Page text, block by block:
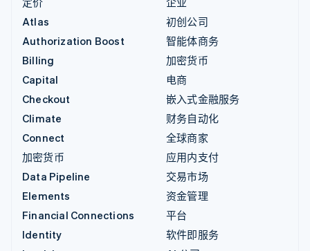
Atlas
Authorization Boost
Billing
Capital
Checkout
Climate
Connect
加密货币
Data Pipeline
Elements
Financial Connections
Identity
初创公司
智能体商务
加密货币
电商
嵌入式金融服务
财务自动化
全球商家
应用内支付
交易市场
资金管理
平台
软件即服务